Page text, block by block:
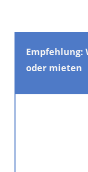
Empfehlung:
oder mieten